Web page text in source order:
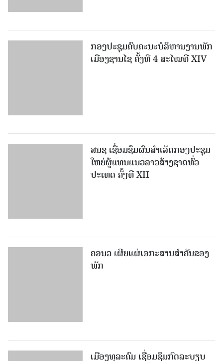
ກອງປະຊຸມຄົບຄະນະບໍລິຫານງານພັກ
ເມືອງຊານ​ໄຊ ຄັ້ງທີ 4 ສະໄໝທີ XIV
ສນຊ ເຊື່ອມຊຶມຜົນສໍາເລັດກອງປະຊຸມ
ໃຫຍ່ຜູ້ແທນແນວລາວສ້າງຊາດທົ່ວ
ປະເທດ ຄັ້ງທີ XII
ຄອນວ ເຜີຍແຜ່ເອກະສານສໍາຄັນຂອງ
ພັກ
ເມືອງທຸລະຄົມ ເຊື່ອມຊຶມກົດລະບຽບ